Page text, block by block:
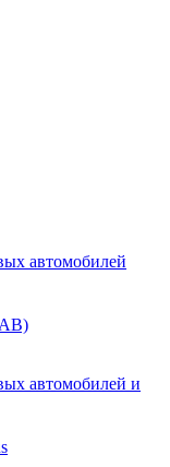
автомобилей
автомобилей и